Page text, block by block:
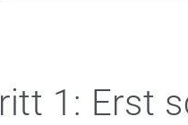
1: Erst